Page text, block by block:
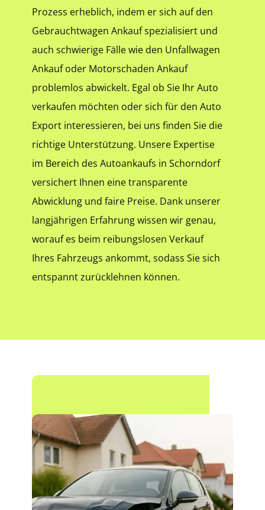
Prozess erheblich, indem er sich auf den
Gebrauchtwagen Ankauf spezialisiert und
auch schwierige Fälle wie den Unfallwagen
Ankauf oder Motorschaden Ankauf
problemlos abwickelt. Egal ob Sie Ihr Auto
verkaufen möchten oder sich für den Auto
Export interessieren, bei uns finden Sie die
richtige Unterstützung. Unsere Expertise
im Bereich des Autoankaufs in Schorndorf
versichert Ihnen eine transparente
Abwicklung und faire Preise. Dank unserer
langjährigen Erfahrung wissen wir genau,
worauf es beim reibungslosen Verkauf
Ihres Fahrzeugs ankommt, sodass Sie sich
entspannt zurücklehnen können.